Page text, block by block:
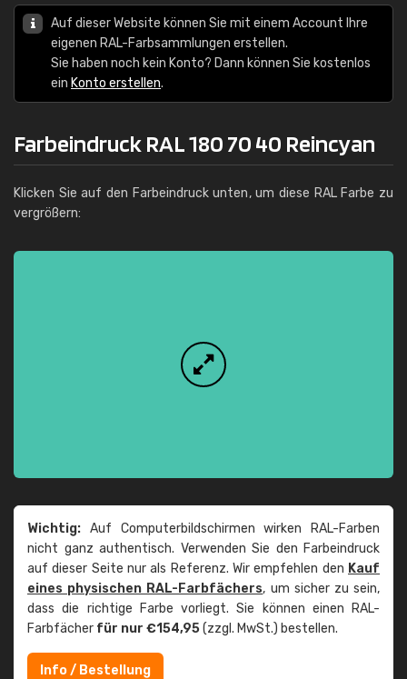
Auf dieser Website können Sie mit einem Account Ihre
eigenen RAL-Farbsammlungen erstellen.
Sie haben noch kein Konto? Dann können Sie kostenlos
ein Konto erstellen.
Farbeindruck RAL 180 70 40 Reincyan
Klicken Sie auf den Farbeindruck unten, um diese RAL Farbe zu
vergrößern:
Wichtig: Auf Computerbildschirmen wirken RAL-Farben
nicht ganz authentisch. Verwenden Sie den Farbeindruck
auf dieser Seite nur als Referenz. Wir empfehlen den Kauf
eines physischen RAL-Farbfächers, um sicher zu sein,
dass die richtige Farbe vorliegt. Sie können einen RAL-
Farbfächer für nur €154,95(zzgl. MwSt.) bestellen.
Info / Bestellung